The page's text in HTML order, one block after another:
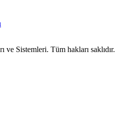
ve Sistemleri. Tüm hakları saklıdır.